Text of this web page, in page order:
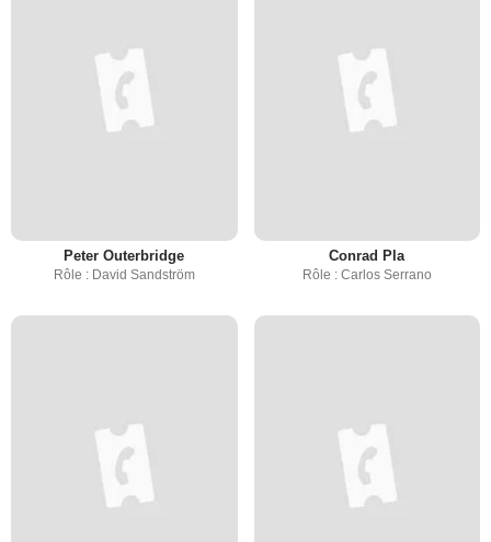
Peter Outerbridge
Rôle : David Sandström
Conrad Pla
Rôle : Carlos Serrano